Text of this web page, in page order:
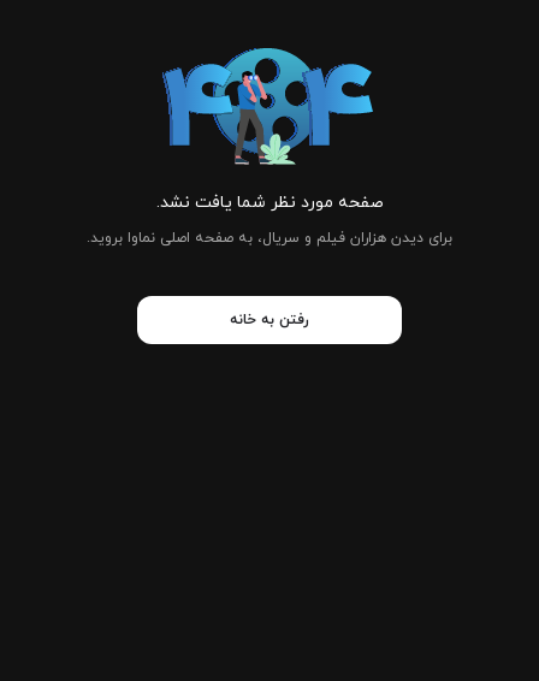
صفحه مورد نظر شما یافت نشد.
برای دیدن هزاران فیلم و سریال، به صفحه اصلی نماوا بروید.
رفتن به خانه